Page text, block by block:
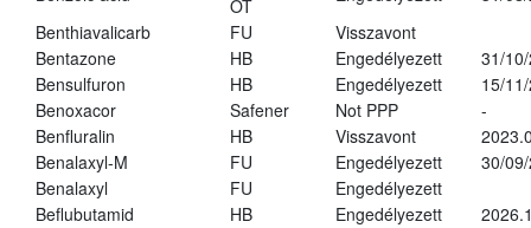
OT
Benthiavalicarb
FU
Visszavont
Bentazone
HB Engedélyezett
31/
Bensulfuron
HB Engedélyezett
15/
Benoxacor
Safener Not PPP
-
Benfluralin
HB Visszavont
Benalaxyl-M
FU Engedélyezett
30/
Benalaxyl
FU
Engedélyezett
Beflubutamid
HB Engedélyezett